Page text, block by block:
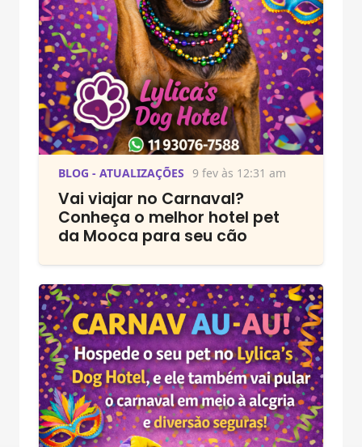
BLOG - ATUALIZAÇÕES 9 fev às 12:31 am
Vai viajar no Carnaval?
Conheça o melhor hotel pet
da Mooca para seu cão